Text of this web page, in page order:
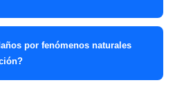
por fenómenos naturales